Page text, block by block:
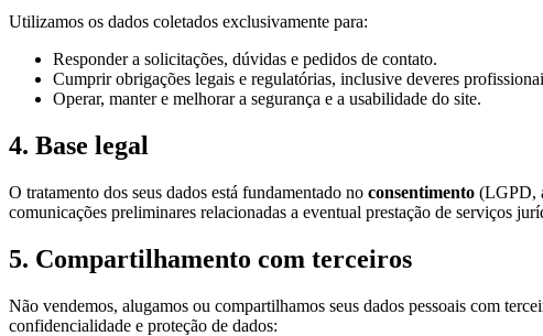
Utilizamos os dados coletados exclusivamente para:
Responder a solicitações, dúvidas e pedidos de contato.
Cumprir obrigações legais e regulatórias, inclusive deveres
Operar, manter e melhorar a segurança e a usabilidade do site.
4. Base legal
O tratamento dos seus dados está fundamentado no consentimento (LGPD,
comunicações preliminares relacionadas a eventual prestação de serviços
5. Compartilhamento com terceiros
Não vendemos, alugamos ou compartilhamos seus dados pessoais com
confidencialidade e proteção de dados: